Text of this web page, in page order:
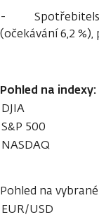
- Spotřebitelská
(očekávání 6,2 %),
Pohled na indexy:
DJIA
S&P 500
NASDAQ
Pohled na
EUR/USD